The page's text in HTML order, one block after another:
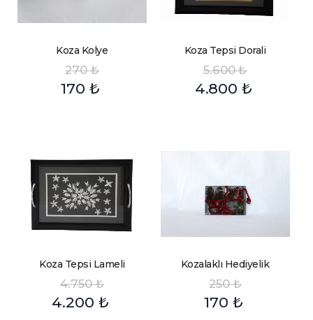
Koza Kolye
270₺
170 ₺
Koza Tepsi Dorali
5.600₺
4.800 ₺
Koza Tepsi Lameli
4.750₺
4.200 ₺
Kozalaklı Hediyelik
250₺
170 ₺